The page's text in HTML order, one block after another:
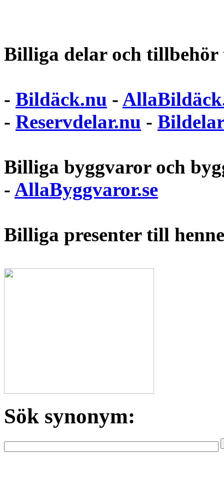
Billiga delar och
- Bildäck.nu -
- Reservdelar.nu - Bildelar
Billiga byggvaror och
- AllaByggvaror.se
Billiga presenter till
Sök synonym: